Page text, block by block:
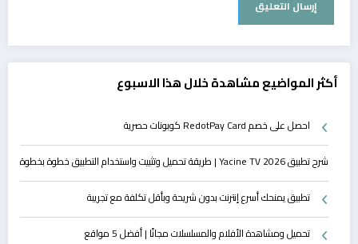
أكثر المواضيع مشاهدة خلال هذا الاسبوع
احصل على خصم RedotPay Card كوبونات حصرية
شرح تطبيق Yacine TV 2026 | طريقة تحميل وتثبيت واستخدام التطبيق خطوة بخطوة
تطبيق يمنحك أسرع إنترنت بدون شريحة وبأقل تكلفة مع تجريبة
تحميل ومشاهدة الأفلام والمسلسلات مجانًا | أفضل 5 مواقع